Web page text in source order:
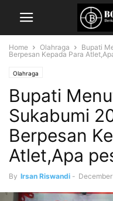
Home Olahraga
Bupati
Berpesan Kepada Para
Olahraga
Bupati
Sukabumi
Berpesan
Atlet,Apa
By Irsan Riswandi -